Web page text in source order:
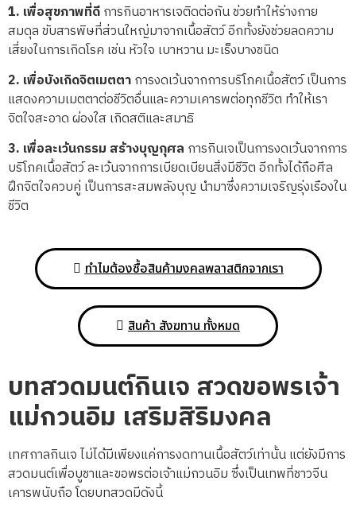
1. เพื่อสุขภาพที่ดีการกินอาหารเจติดต่อกัน ช่วยทำให้ร่างกาย
สมดุล ขับสารพิษที่ส่วนใหญ่มาจากเนื้อสัตว์ อีกทั้งยังช่วยลดความ
เสี่ยงในการเกิดโรค เช่น หัวใจ เบาหวาน มะเร็งบางชนิด
2. เพื่อบังเกิดจิตเมตตาการงดเว้นจากการบริโภคเนื้อสัตว์ เป็นการ
แสดงความเมตตาต่อชีวิตอื่นและความเคารพต่อทุกชีวิต ทำให้เรา
จิตใจสะอาด ผ่องใส เกิดสติและสมาธิ
3. เพื่อละเว้นกรรม สร้างบุญกุศล การกินเจเป็นการงดเว้นจากการ
บริโภคเนื้อสัตว์ ละเว้นจากการเบียดเบียนสิ่งมีชีวิต อีกทั้งได้ถือศีล
ฝึกจิตใจควบคู่ เป็นการสะสมพลังบุญ นำมาซึ่งความเจริญรุ่งเรืองใน
ชีวิต
ทำไมต้องซื้อสินค้ามงคลพลาสติกจากเรา
สินค้า สังฆทาน ทั้งหมด
บทสวดมนต์กินเจ สวดขอพรเจ้า
แม่กวนอิม เสริมสิริมงคล
เทศกาลกินเจ ไม่ได้มีเพียงแค่การงดทานเนื้อสัตว์เท่านั้น แต่ยังมีการ
สวดมนต์เพื่อบูชาและขอพรต่อเจ้าแม่กวนอิม ซึ่งเป็นเทพที่ชาวจีน
เคารพนับถือ โดยบทสวดมีดังนี้